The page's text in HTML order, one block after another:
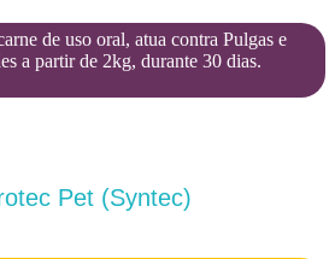
de uso oral, atua contra Pulgas e
a partir de 2kg, durante 30 dias.
Pet (Syntec)